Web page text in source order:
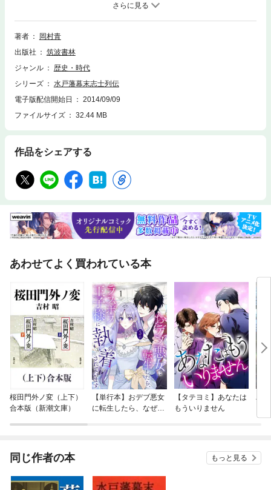
乱期を疾風怒涛のごとく駆け抜けた水戸藩。血塗られた歴史の中、無垢な
心情の志士たちの悲しく哀れな姿を綴った列伝。
著者
岡村青
出版社
筑波書林
ジャンル
歴史・時代
シリーズ
水戸藩幕末志士列伝
電子版配信開始日
2014/09/09
ファイルサイズ
32.44 MB
作品をシェアする
あわせてよく買われている本
桜田門外ノ変（上下）
合本版（新潮文庫）
【単行本】おデブ悪女
に転生したら、なぜか
【タテヨミ】あなたは
もういりません
バ
今
同じ作者の本 もっと見る